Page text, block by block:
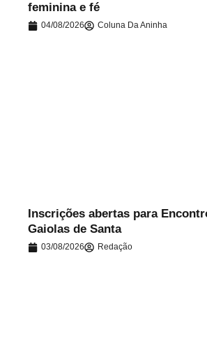
feminina e fé
04/08/2026 Coluna Da Aninha
Inscrições abertas para
Gaiolas de Santa
03/08/2026 Redação